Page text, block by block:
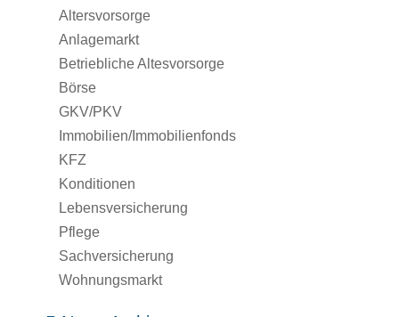
Altersvorsorge
Anlagemarkt
Betriebliche Altesvorsorge
Börse
GKV/PKV
Immobilien/Immobilienfonds
KFZ
Konditionen
Lebensversicherung
Pflege
Sachversicherung
Wohnungsmarkt